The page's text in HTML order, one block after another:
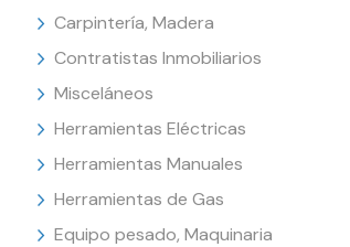
Carpintería, Madera
Contratistas Inmobiliarios
Misceláneos
Herramientas Eléctricas
Herramientas Manuales
Herramientas de Gas
Equipo pesado, Maquinaria